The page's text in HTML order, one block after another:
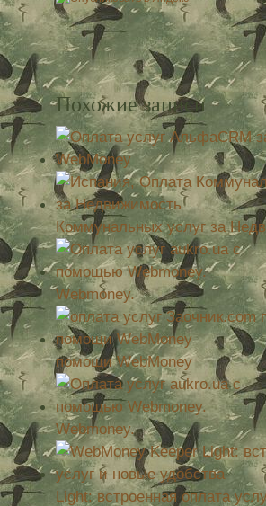
Похожие записи
Коммунальных услуг за
Webmoney.
помощи WebMoney
Webmoney.
Light: встроенная оплата